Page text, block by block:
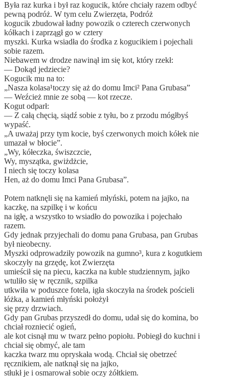
Była raz kurka i był raz kogucik, które chciały razem odbyć
pewną podróż. W tym celu Zwierzęta, Podróż
kogucik zbudował ładny powozik o czterech czerwonych
kółkach i zaprzągł go w cztery
myszki. Kurka wsiadła do środka z kogucikiem i pojechali
sobie razem.
Niebawem w droǳe nawinął im się kot, który rzekł:
— Dokąd jeǳiecie?
Kogucik mu na to:
„Nasza kolasa¹toczy się aż do domu Imci² Pana Grubasa”
— Weźcież mnie ze sobą — kot rzecze.
Kogut odparł:
— Z całą chęcią, siądź sobie z tyłu, bo z przodu mógłbyś
wypaść.
„A uważaj przy tym kocie, byś czerwonych moich kółek nie
umazał w błocie”.
„Wy, kółeczka, świszczcie,
Wy, myszątka, gwiżdżcie,
I niech się toczy kolasa
Hen, aż do domu Imci Pana Grubasa”.
Potem natknęli się na kamień młyński, potem na jajko, na
kaczkę, na szpilkę i w końcu
na igłę, a wszystko to wsiadło do powozika i pojechało
razem.
Gdy jednak przyjechali do domu pana Grubasa, pan Grubas
był nieobecny.
Myszki odprowaǳiły powozik na gumno³, kura z kogutkiem
skoczyły na grzędę, kot Zwierzęta
umieścił się na piecu, kaczka na kuble stuǳiennym, jajko
wtuliło się w ręcznik, szpilka
utkwiła w poduszce fotela, igła skoczyła na środek pościeli
łóżka, a kamień młyński położył
się przy drzwiach.
Gdy pan Grubas przyszedł do domu, udał się do komina, bo
chciał rozniecić ogień,
ale kot cisnął mu w twarz pełno popiołu. Pobiegł do kuchni i
chciał się obmyć, ale tam
kaczka twarz mu opryskała wodą. Chciał się obetrzeć
ręcznikiem, ale natknął się na jajko,
stłukł je i osmarował sobie oczy żółtkiem.